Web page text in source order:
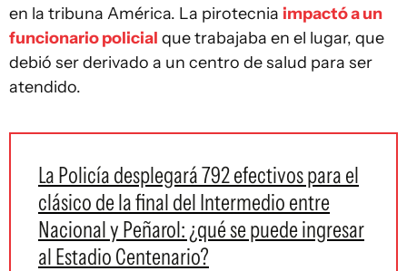
en la tribuna América. La pirotecnia impactó a un
funcionario policial que trabajaba en el lugar, que
debió ser derivado a un centro de salud para ser
atendido.
La Policía desplegará 792 efectivos para el
clásico de la final del Intermedio entre
Nacional y Peñarol: ¿qué se puede ingresar
al Estadio Centenario?